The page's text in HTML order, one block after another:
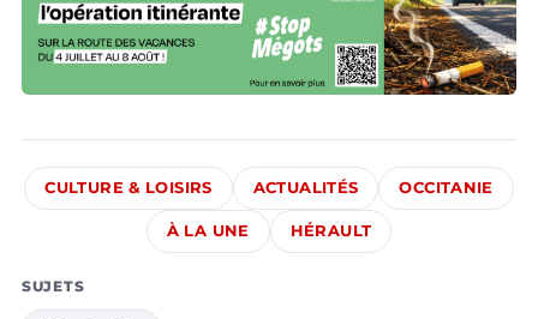
CULTURE & LOISIRS ACTUALITÉS OCCITANIE
À LA UNE HÉRAULT
SUJETS